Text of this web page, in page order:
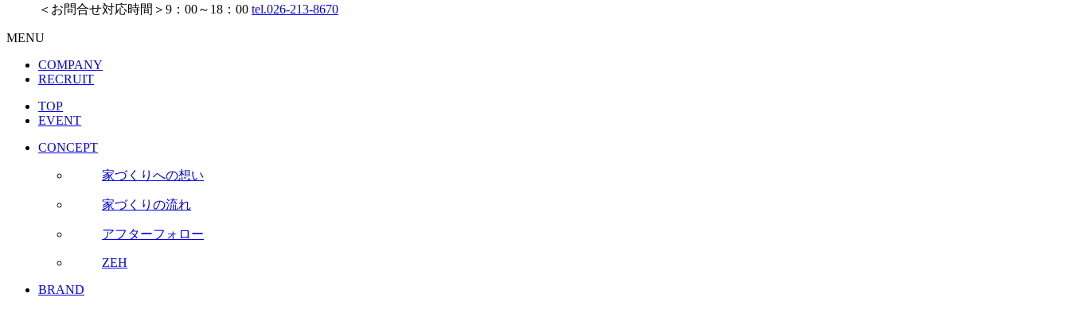
＜お問合せ対応時間＞9：00～18：00 tel.026-213-8670
MENU
COMPANY
RECRUIT
TOP
EVENT
CONCEPT
家づくりへの想い
家づくりの流れ
アフターフォロー
ZEH
BRAND